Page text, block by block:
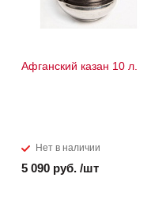
Афганский казан 10 л.
Нет в наличии
5 090 руб. /шт